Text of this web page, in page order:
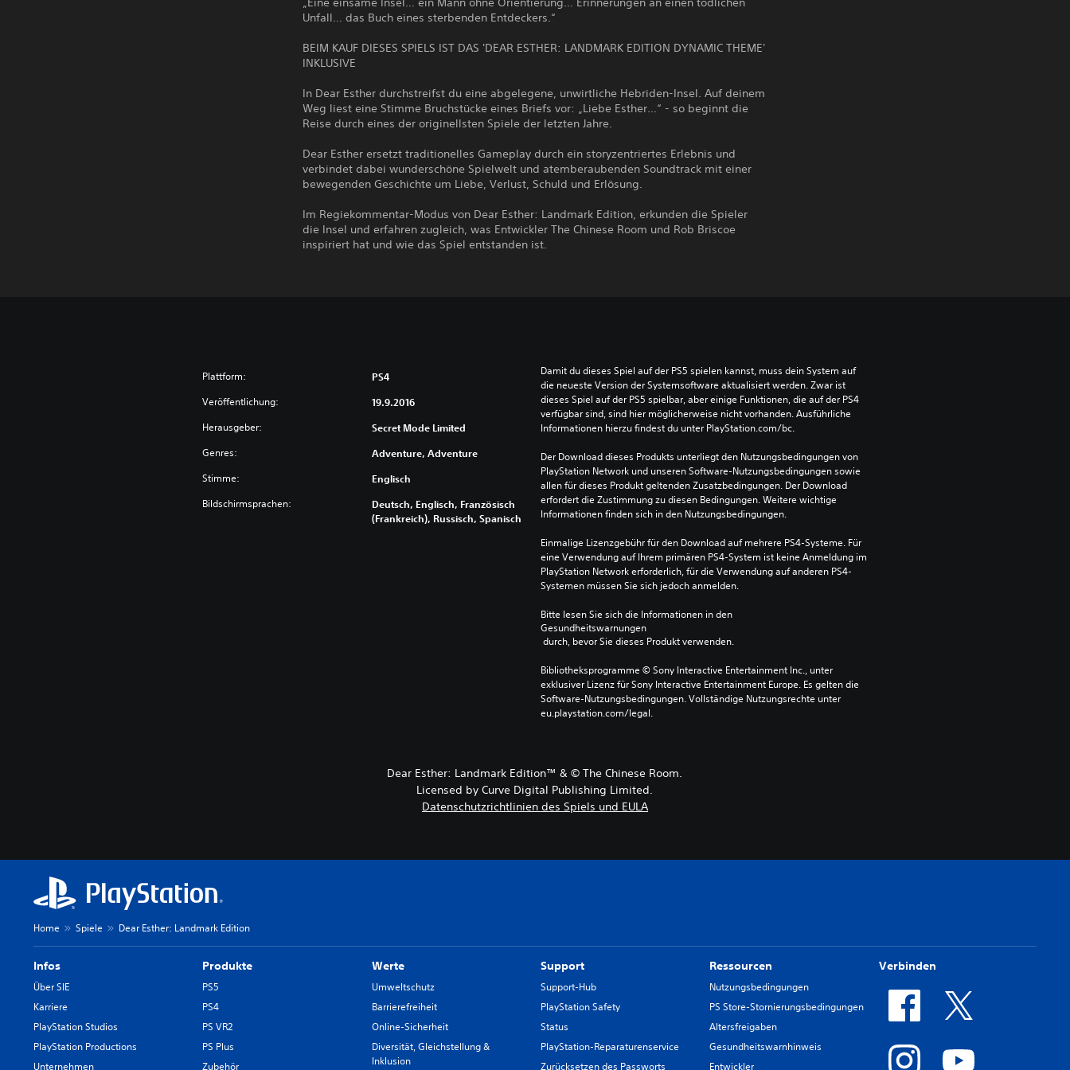
Unfall… das Buch eines sterbenden Entdeckers.“
BEIM KAUF DIESES SPIELS IST DAS 'DEAR ESTHER: LANDMARK EDITION DYNAMIC THEME'
INKLUSIVE
In Dear Esther durchstreifst du eine abgelegene, unwirtliche Hebriden-Insel. Auf deinem
Weg liest eine Stimme Bruchstücke eines Briefs vor: „Liebe Esther…“ - so beginnt die
Reise durch eines der originellsten Spiele der letzten Jahre.
Dear Esther ersetzt traditionelles Gameplay durch ein storyzentriertes Erlebnis und
verbindet dabei wunderschöne Spielwelt und atemberaubenden Soundtrack mit einer
bewegenden Geschichte um Liebe, Verlust, Schuld und Erlösung.
Im Regiekommentar-Modus von Dear Esther: Landmark Edition, erkunden die Spieler
die Insel und erfahren zugleich, was Entwickler The Chinese Room und Rob Briscoe
inspiriert hat und wie das Spiel entstanden ist.
Plattform: PS4
Veröffentlichung: 19.9.2016
Herausgeber: Secret Mode Limited
Genres: Adventure, Adventure
Stimme: Englisch
Bildschirmsprachen:
Deutsch, Englisch, Französisch
(Frankreich), Russisch, Spanisch
Damit du dieses Spiel auf der PS5 spielen kannst, muss dein System auf
die neueste Version der Systemsoftware aktualisiert werden. Zwar ist
dieses Spiel auf der PS5 spielbar, aber einige Funktionen, die auf der PS4
verfügbar sind, sind hier möglicherweise nicht vorhanden. Ausführliche
Informationen hierzu findest du unter PlayStation.com/bc.
Der Download dieses Produkts unterliegt den Nutzungsbedingungen von
PlayStation Network und unseren Software-Nutzungsbedingungen sowie
allen für dieses Produkt geltenden Zusatzbedingungen. Der Download
erfordert die Zustimmung zu diesen Bedingungen. Weitere wichtige
Informationen finden sich in den Nutzungsbedingungen.
Einmalige Lizenzgebühr für den Download auf mehrere PS4-Systeme. Für
eine Verwendung auf Ihrem primären PS4-System ist keine Anmeldung im
PlayStation Network erforderlich, für die Verwendung auf anderen PS4-
Systemen müssen Sie sich jedoch anmelden.
Bitte lesen Sie sich die Informationen in den
Gesundheitswarnungen
durch, bevor Sie dieses Produkt verwenden.
Bibliotheksprogramme © Sony Interactive Entertainment Inc., unter
exklusiver Lizenz für Sony Interactive Entertainment Europe. Es gelten die
Software-Nutzungsbedingungen. Vollständige Nutzungsrechte unter
eu.playstation.com/legal.
Dear Esther: Landmark Edition™ & © The Chinese Room.
Licensed by Curve Digital Publishing Limited.
Datenschutzrichtlinien des Spiels und EULA
Home Spiele Dear Esther: Landmark Edition
Infos
Über SIE
Karriere
PlayStation Studios
PlayStation Productions
Unternehmen
Produkte
PS5
PS4
PS VR2
PS Plus
Zubehör
Werte
Umweltschutz
Barrierefreiheit
Online-Sicherheit
Diversität, Gleichstellung &
Inklusion
Support
Support-Hub
PlayStation Safety
Status
PlayStation-Reparaturenservice
Zurücksetzen des Passworts
Ressourcen
Nutzungsbedingungen
PS Store-Stornierungsbedingungen
Altersfreigaben
Gesundheitswarnhinweis
Entwickler
Verbinden